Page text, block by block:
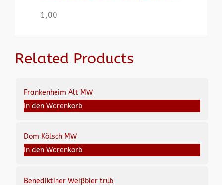
1,00
Related Products
Frankenheim Alt MW
In den Warenkorb
Dom Kölsch MW
In den Warenkorb
Benediktiner Weißbier trüb